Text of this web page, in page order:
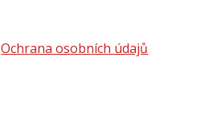
Ochrana osobních údajů